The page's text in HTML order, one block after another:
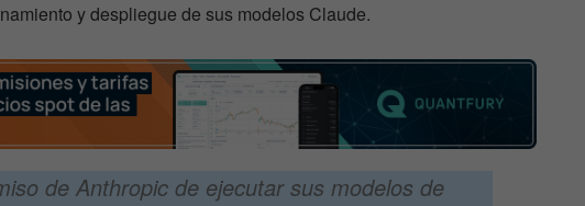
y despliegue de sus modelos Claude.
de Anthropic de ejecutar sus modelos de